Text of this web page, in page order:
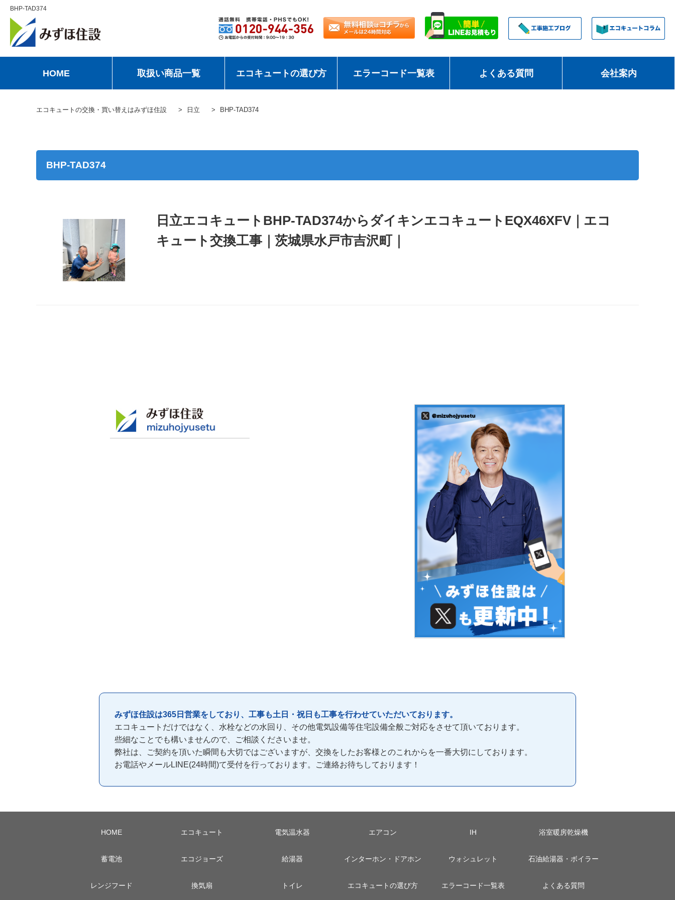
BHP-TAD374
HOME 取扱い商品一覧 エコキュートの選び方 エラーコード一覧表 よくある質問 会社案内
エコキュートの交換・買い替えはみずほ住設 日立 BHP-TAD374
BHP-TAD374
日立エコキュートBHP-TAD374からダイキンエコキュートEQX46XFV｜エコ
キュート交換工事｜茨城県水戸市吉沢町｜
みずほ住設は365日営業をしており、工事も土日・祝日も工事を行わせていただいております。
エコキュートだけではなく、水栓などの水回り、その他電気設備等住宅設備全般ご対応をさせて頂いております。
些細なことでも構いませんので、ご相談くださいませ。
弊社は、ご契約を頂いた瞬間も大切ではございますが、交換をしたお客様とのこれからを一番大切にしております。
お電話やメールLINE(24時間)て受付を行っております。ご連絡お待ちしております！
HOME エコキュート 電気温水器 エアコン IH 浴室暖房乾燥機
蓄電池 エコジョーズ 給湯器 インターホン・ドアホン ウォシュレット 石油給湯器・ボイラー
レンジフード 換気扇 トイレ エコキュートの選び方 エラーコード一覧表 よくある質問